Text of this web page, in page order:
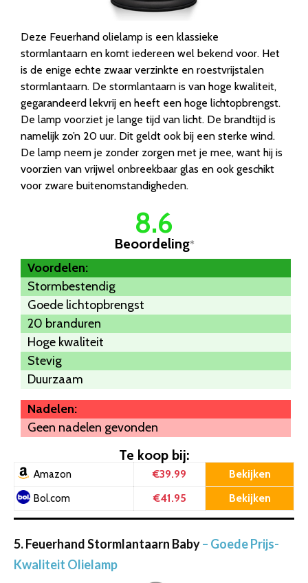
Deze Feuerhand olielamp is een klassieke
stormlantaarn en komt iedereen wel bekend voor. Het
is de enige echte zwaar verzinkte en roestvrijstalen
stormlantaarn. De stormlantaarn is van hoge kwaliteit,
gegarandeerd lekvrij en heeft een hoge lichtopbrengst.
De lamp voorziet je lange tijd van licht. De brandtijd is
namelijk zo’n 20 uur. Dit geldt ook bij een sterke wind.
De lamp neem je zonder zorgen met je mee, want hij is
voorzien van vrijwel onbreekbaar glas en ook geschikt
voor zware buitenomstandigheden.
8.6
Beoordeling*
Voordelen:
Stormbestendig
Goede lichtopbrengst
20 branduren
Hoge kwaliteit
Stevig
Duurzaam
Nadelen:
Geen nadelen gevonden
Te koop bij:
Amazon €39.99 Bekijken
Bol.com €41.95 Bekijken
5. Feuerhand Stormlantaarn Baby– Goede Prijs-
Kwaliteit Olielamp